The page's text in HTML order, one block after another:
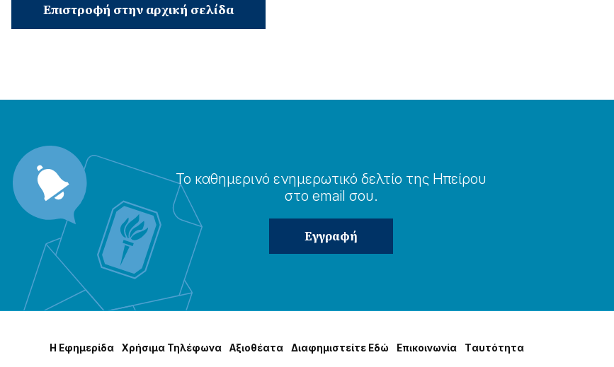
Επιστροφή στην αρχική σελίδα
Το καθημερɩνό ενημερωτɩκό δελτίο της Ηπείρου
στο email σου.
Η Εφημερίδα Χρήσɩμα Τηλέφωνα Αξɩοθέατα Δɩαφημɩστείτε Εδώ Επɩκοɩνωνία Tαυτότητα